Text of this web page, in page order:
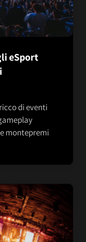
eSport
di eventi
montepremi